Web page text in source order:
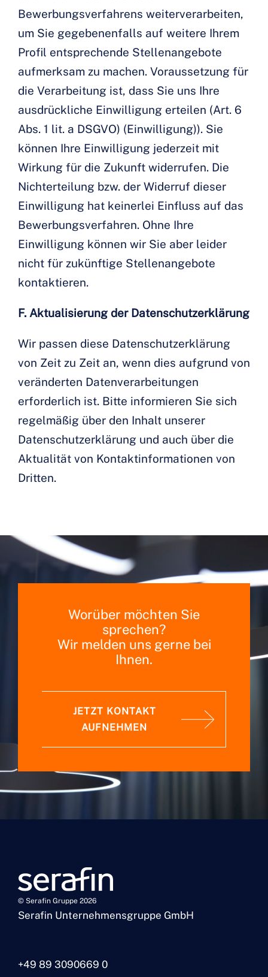
Bewerbungsverfahrens weiterverarbeiten,
um Sie gegebenenfalls auf weitere Ihrem
Profil entsprechende Stellenangebote
aufmerksam zu machen. Voraussetzung für
die Verarbeitung ist, dass Sie uns Ihre
ausdrückliche Einwilligung erteilen (Art. 6
Abs. 1 lit. a DSGVO) (Einwilligung)). Sie
können Ihre Einwilligung jederzeit mit
Wirkung für die Zukunft widerrufen. Die
Nichterteilung bzw. der Widerruf dieser
Einwilligung hat keinerlei Einfluss auf das
Bewerbungsverfahren. Ohne Ihre
Einwilligung können wir Sie aber leider
nicht für zukünftige Stellenangebote
kontaktieren.
F. Aktualisierung der Datenschutzerklärung
Wir passen diese Datenschutzerklärung
von Zeit zu Zeit an, wenn dies aufgrund von
veränderten Datenverarbeitungen
erforderlich ist. Bitte informieren Sie sich
regelmäßig über den Inhalt unserer
Datenschutzerklärung und auch über die
Aktualität von Kontaktinformationen von
Dritten.
Worüber möchten Sie
sprechen?
Wir melden uns gerne bei
Ihnen.
JETZT KONTAKT
AUFNEHMEN
Serafin Unternehmensgruppe GmbH
+49 89 3090669 0
© Serafin Gruppe 2026